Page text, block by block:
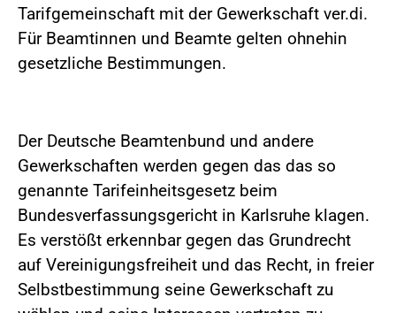
Tarifgemeinschaft mit der Gewerkschaft ver.di.
Für Beamtinnen und Beamte gelten ohnehin
gesetzliche Bestimmungen.
Der Deutsche Beamtenbund und andere
Gewerkschaften werden gegen das das so
genannte Tarifeinheitsgesetz beim
Bundesverfassungsgericht in Karlsruhe klagen.
Es verstößt erkennbar gegen das Grundrecht
auf Vereinigungsfreiheit und das Recht, in freier
Selbstbestimmung seine Gewerkschaft zu